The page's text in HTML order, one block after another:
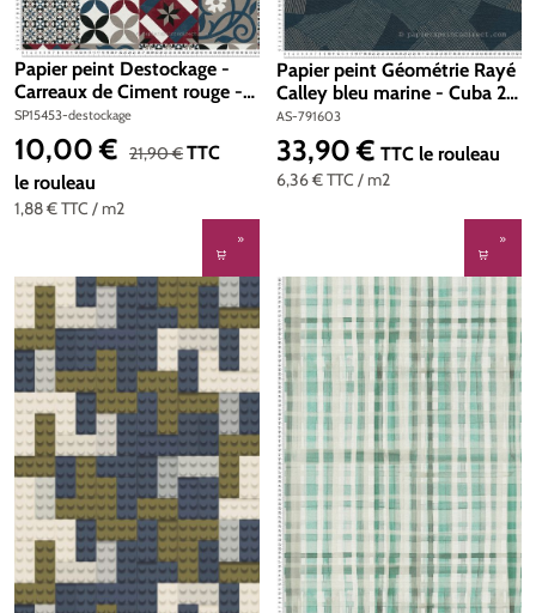
Papier peint Destockage -
Carreaux de Ciment rouge -
New Life d'AS Création
SP15453-destockage
1,88 €TTC / m2
Prix de vente :
10,00 € Prix régulier :
21,90 €TTC
le rouleau
Papier peint Géométrie Rayé
Calley bleu marine - Cuba 2
d'A.S. Création | Réf. AS-
791603
AS-791603
6,36 €TTC / m2
Prix régulier :
33,90 € TTC le rouleau